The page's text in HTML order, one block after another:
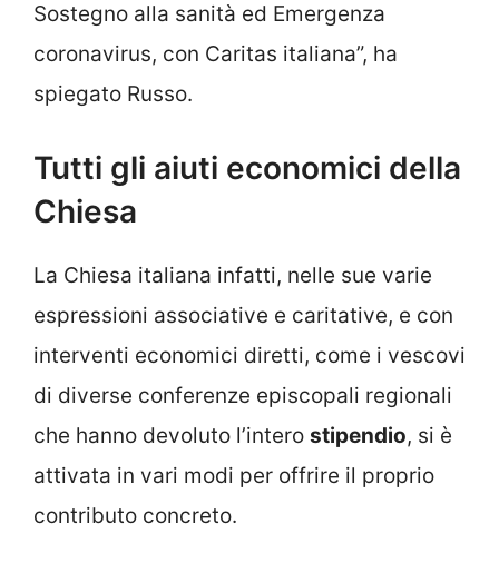
Sostegno alla sanità ed Emergenza
coronavirus, con Caritas italiana”, ha
spiegato Russo.
Tutti gli aiuti economici della
Chiesa
La Chiesa italiana infatti, nelle sue varie
espressioni associative e caritative, e con
interventi economici diretti, come i vescovi
di diverse conferenze episcopali regionali
che hanno devoluto l’intero stipendio, si è
attivata in vari modi per offrire il proprio
contributo concreto.